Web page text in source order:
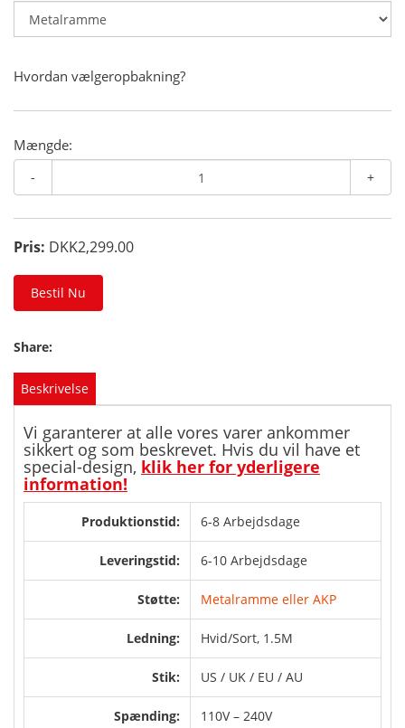
Hvordan vælgeropbakning?
Mængde:
- +
Pris: DKK2,299.00
Bestil Nu
Share:
Beskrivelse
Vi garanterer at alle vores varer ankommer
sikkert og som beskrevet. Hvis du vil have et
special-design, klik her for yderligere
information!
Produktionstid: 6-8 Arbejdsdage
Leveringstid: 6-10 Arbejdsdage
Støtte: Metalramme eller AKP
Ledning: Hvid/Sort, 1.5M
Stik: US / UK / EU / AU
Spænding: 110V – 240V